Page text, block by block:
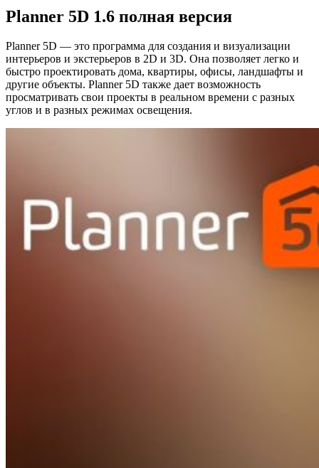
Planner 5D 1.6 полная версия
Planner 5D — это программа для создания и визуализации
интерьеров и экстерьеров в 2D и 3D. Она позволяет легко и
быстро проектировать дома, квартиры, офисы, ландшафты и
другие объекты. Planner 5D также дает возможность
просматривать свои проекты в реальном времени с разных
углов и в разных режимах освещения.